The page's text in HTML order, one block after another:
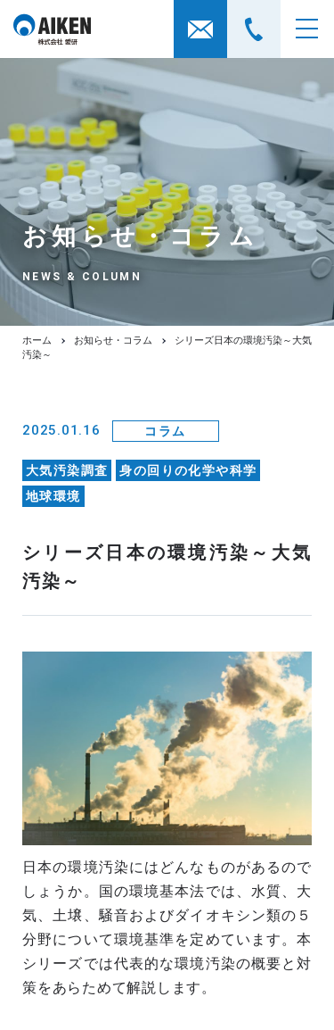
お知らせ・コラム
NEWS & COLUMN
ホーム お知らせ・コラム
シリーズ日本の環境汚染～大気
汚染～
2025.01.16 コラム
大気汚染調査
身の回りの化学や科学
地球環境
シリーズ日本の環境汚染～大気
汚染～
日本の環境汚染にはどんなものがあるので
しょうか。国の環境基本法では、水質、大
気、土壌、騒音およびダイオキシン類の５
分野について環境基準を定めています。本
シリーズでは代表的な環境汚染の概要と対
策をあらためて解説します。